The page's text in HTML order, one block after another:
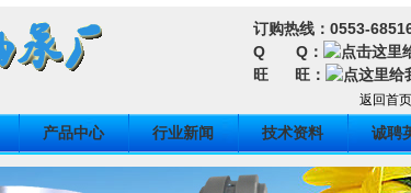
订购热线：0553-
Q Q：
旺 旺：
返回首页
产品中心 行业新闻 技术资料 诚聘